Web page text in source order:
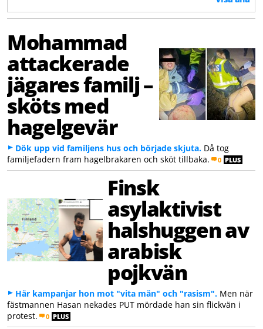
Mohammad
attackerade
jägares familj –
sköts med
hagelgevär
Dök upp vid familjens hus och började skjuta. Då tog
familjefadern fram hagelbrakaren och sköt tillbaka.
0 PLUS
Finsk
asylaktivist
halshuggen av
arabisk
pojkvän
Här kampanjar hon mot "vita män" och "rasism". Men när
fästmannen Hasan nekades PUT mördade han sin flickvän i
protest.
0 PLUS